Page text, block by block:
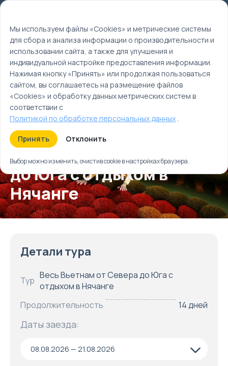
Главная
Туры
Весь Вьетнам от Севера до Юга с отдыхом в
Нячанге
Весь Вьетнам от Севера
до Юга с отдыхом в
Нячанге
Детали тура
Тур Весь Вьетнам от Севера до Юга с
отдыхом в Нячанге
Продолжительность
14 дней
Даты заезда:
08.08.2026 — 21.08.2026
Мы используем файлы «Cookies» и метрические системы
для сбора и анализа информации о производительности и
использовании сайта, а также для улучшения и
индивидуальной настройке предоставления информации.
Нажимая кнопку «Принять» или продолжая пользоваться
сайтом, вы соглашаетесь на размещение файлов
«Cookies» и обработку данных метрических систем в
соответствии с
Политикой по обработке персональных данных.
Принять Отклонить
Выбор можно изменить, очистив cookie в настройках браузера.